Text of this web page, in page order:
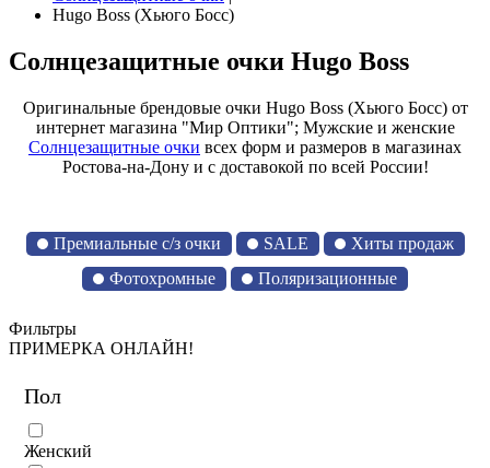
Hugo Boss (Хьюго Босс)
Солнцезащитные очки Hugo Boss
Оригинальные брендовые очки Hugo Boss (Хьюго Босс) от
интернет магазина "Мир Оптики"; Мужские и женские
Солнцезащитные очки всех форм и размеров в магазинах
Ростова-на-Дону и с доставокой по всей России!
Премиальные с/з очки SALE
Хиты продаж
Фотохромные
Поляризационные
Фильтры
ПРИМЕРКА ОНЛАЙН!
Пол
Женский